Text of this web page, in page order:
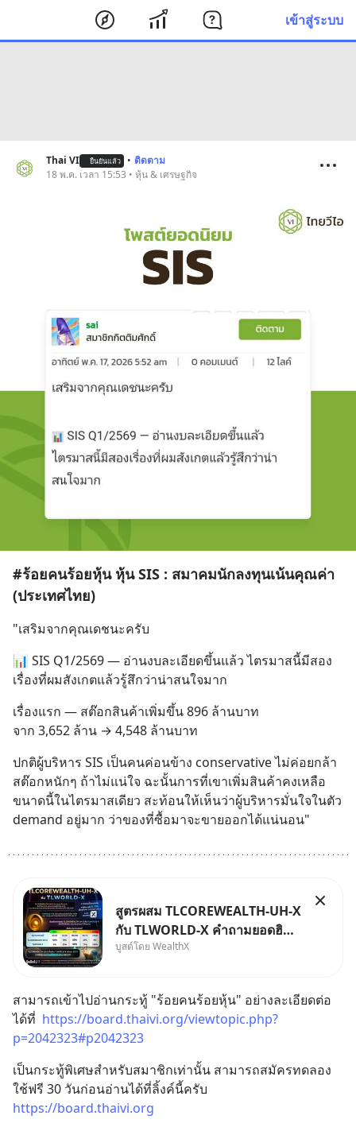
เข้าสู่ระบบ
Thai VI ยืนยันแล้ว • ติดตาม
18 พ.ค. เวลา 15:53 • หุ้น & เศรษฐกิจ
#ร้อยคนร้อยหุ้น หุ้น SIS : สมาคมนักลงทุนเน้นคุณค่า
(ประเทศไทย)
"เสริมจากคุณเดชนะครับ
📊 SIS Q1/2569 — อ่านงบละเอียดขึ้นแล้ว ไตรมาสนี้มีสอง
เรื่องที่ผมสังเกตแล้วรู้สึกว่าน่าสนใจมาก
เรื่องแรก — สต๊อกสินค้าเพิ่มขึ้น 896 ล้านบาท
จาก 3,652 ล้าน → 4,548 ล้านบาท
ปกติผู้บริหาร SIS เป็นคนค่อนข้าง conservative ไม่ค่อยกล้า
สต๊อกหนักๆ ถ้าไม่แน่ใจ ฉะนั้นการที่เขาเพิ่มสินค้าคงเหลือ
ขนาดนี้ในไตรมาสเดียว สะท้อนให้เห็นว่าผู้บริหารมั่นใจในตัว
demand อยู่มาก ว่าของที่ซื้อมาจะขายออกได้แน่นอน"
สูตรผสม TLCOREWEALTH-UH-X
กับ TLWORLD-X คำถามยอดฮิตที่
คนใช้ WealthX ถามเข้ามา
บูสต์โดย WealthX
สามารถเข้าไปอ่านกระทู้ "ร้อยคนร้อยหุ้น" อย่างละเอียดต่อ
ได้ที่ https://board.thaivi.org/viewtopic.php?
p=2042323#p2042323
เป็นกระทู้พิเศษสำหรับสมาชิกเท่านั้น สามารถสมัครทดลอง
https://board.thaivi.org